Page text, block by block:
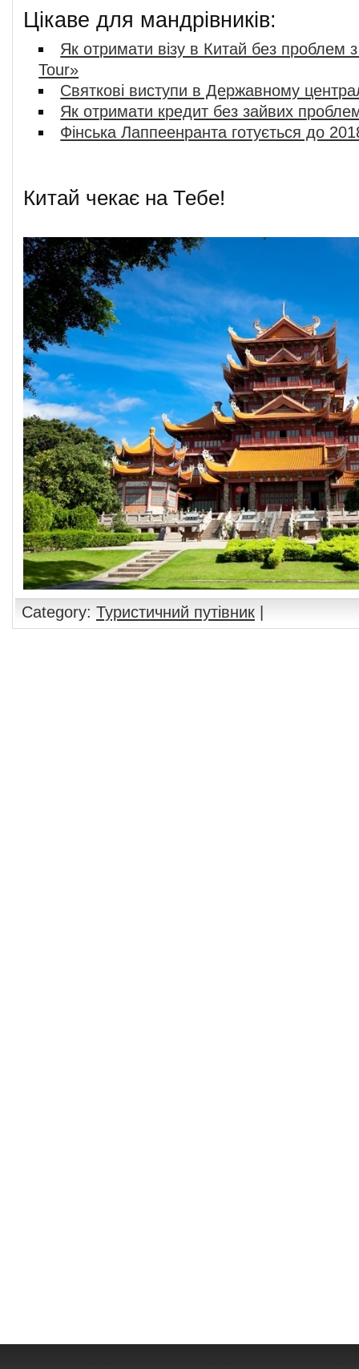
Цікаве для мандрівників:
Як отримати візу в Китай без проблем
Tour»
Святкові виступи в Державному
Як отримати кредит без зайвих
Фінська Лаппеенранта готується до
Китай чекає на Тебе!
Category: Туристичний путівник